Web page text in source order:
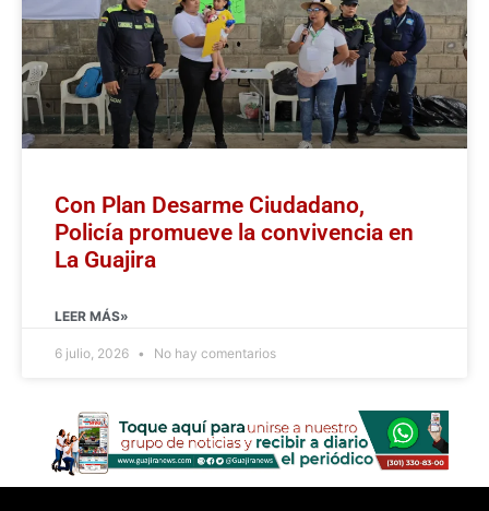
Con Plan Desarme Ciudadano,
Policía promueve la convivencia en
La Guajira
LEER MÁS»
6 julio, 2026 No hay comentarios